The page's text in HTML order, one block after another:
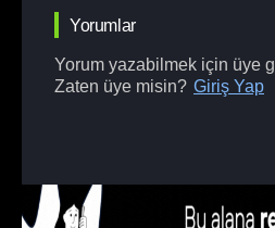
Yorumlar
Yorum yazabilmek için üye
Zaten üye misin? Giriş Yap